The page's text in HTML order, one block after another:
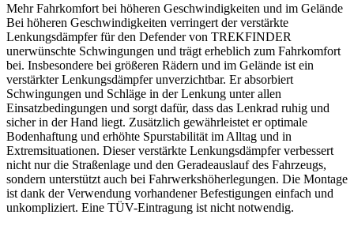
Mehr Fahrkomfort bei höheren Geschwindigkeiten und im Gelände
Bei höheren Geschwindigkeiten verringert der verstärkte
Lenkungsdämpfer für den Defender von TREKFINDER
unerwünschte Schwingungen und trägt erheblich zum Fahrkomfort
bei. Insbesondere bei größeren Rädern und im Gelände ist ein
verstärkter Lenkungsdämpfer unverzichtbar. Er absorbiert
Schwingungen und Schläge in der Lenkung unter allen
Einsatzbedingungen und sorgt dafür, dass das Lenkrad ruhig und
sicher in der Hand liegt. Zusätzlich gewährleistet er optimale
Bodenhaftung und erhöhte Spurstabilität im Alltag und in
Extremsituationen. Dieser verstärkte Lenkungsdämpfer verbessert
nicht nur die Straßenlage und den Geradeauslauf des Fahrzeugs,
sondern unterstützt auch bei Fahrwerkshöherlegungen. Die Montage
ist dank der Verwendung vorhandener Befestigungen einfach und
unkompliziert. Eine TÜV-Eintragung ist nicht notwendig.